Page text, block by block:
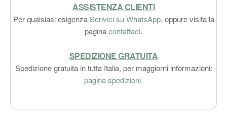
ASSISTENZA CLIENTI
Per qualsiasi esigenzaScrivici su WhatsApp, oppure visita la
paginacontattaci.
SPEDIZIONE GRATUITA
Spedizione gratuita in tutta Italia, per maggiorni informazioni:
pagina spedizioni.